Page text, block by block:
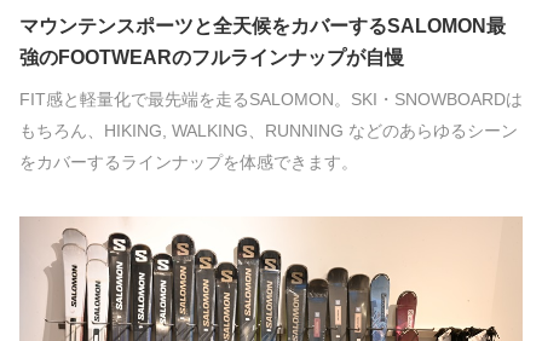
マウンテンスポーツと全天候をカバーするSALOMON最
強のFOOTWEARのフルラインナップが自慢
FIT感と軽量化で最先端を走るSALOMON。SKI・SNOWBOARDは
もちろん、HIKING, WALKING、RUNNING などのあらゆるシーン
をカバーするラインナップを体感できます。